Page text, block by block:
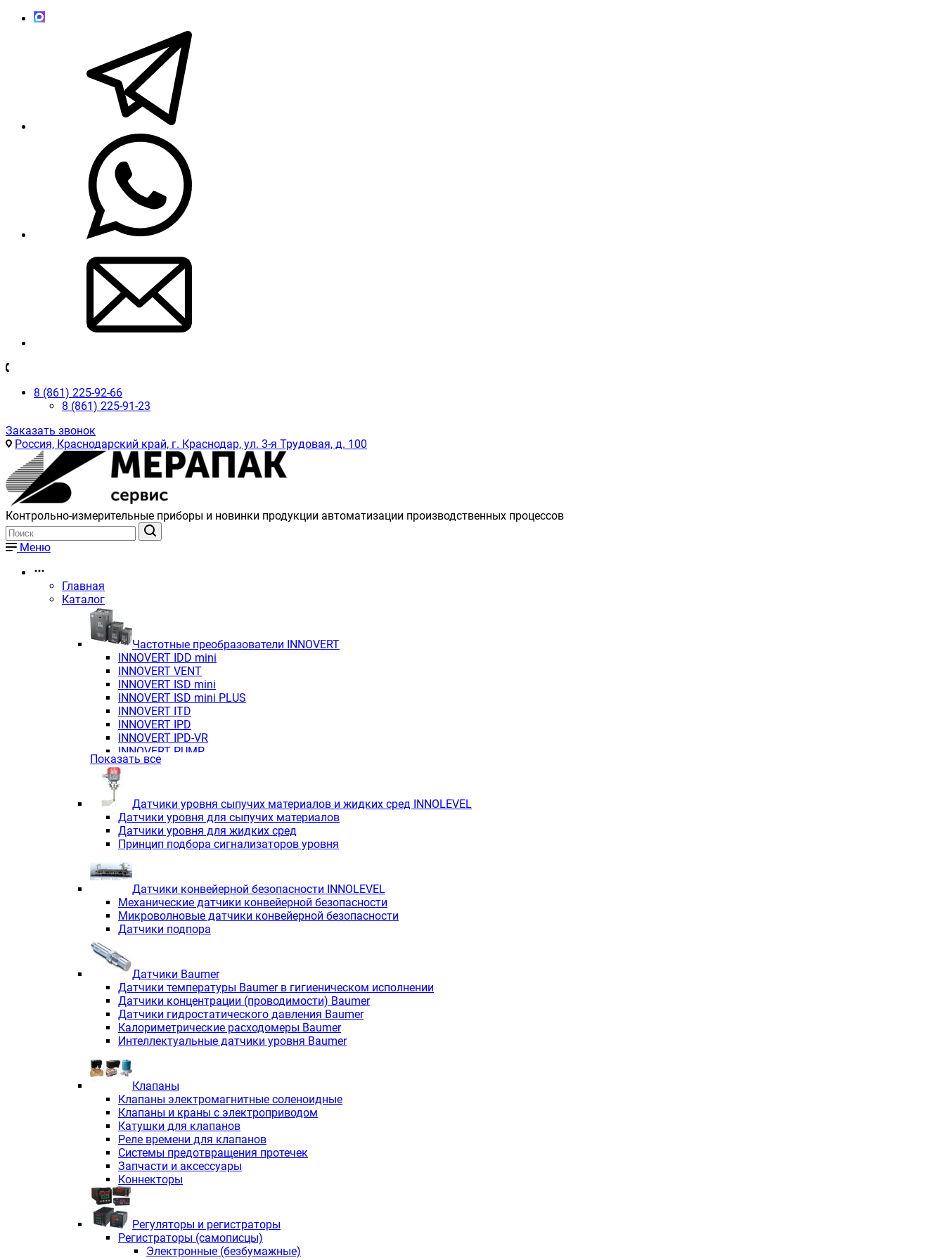
8 (861) 225-92-66
8 (861) 225-91-23
Заказать звонок
Россия, Краснодарский край, г. Краснодар, ул. 3-я Трудовая, д. 100
Контрольно-измерительные приборы и новинки продукции автоматизации производственных процессов
Меню
Главная
Каталог
Частотные преобразователи INNOVERT
INNOVERT IDD mini
INNOVERT VENT
INNOVERT ISD mini
INNOVERT ISD mini PLUS
INNOVERT ITD
INNOVERT IРD
INNOVERT IРD-VR
INNOVERT PUMP
Показать все
Датчики уровня сыпучих материалов и жидких сред INNOLEVEL
Датчики уровня для сыпучих материалов
Датчики уровня для жидких сред
Принцип подбора сигнализаторов уровня
Датчики конвейерной безопасности INNOLEVEL
Механические датчики конвейерной безопасности
Микроволновые датчики конвейерной безопасности
Датчики подпора
Датчики Baumer
Датчики температуры Baumer в гигиеническом исполнении
Датчики концентрации (проводимости) Baumer
Датчики гидростатического давления Baumer
Калориметрические расходомеры Baumer
Интеллектуальные датчики уровня Baumer
Клапаны
Клапаны электромагнитные соленоидные
Клапаны и краны с электроприводом
Катушки для клапанов
Реле времени для клапанов
Системы предотвращения протечек
Запчасти и аксессуары
Коннекторы
Регуляторы и регистраторы
Регистраторы (самописцы)
Электронные (безбумажные)